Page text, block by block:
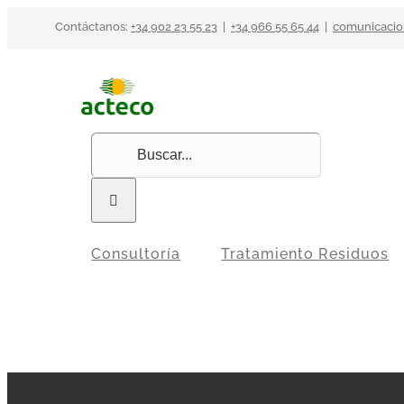
Contáctanos:+34 902 23 55 23 +34 966 55 65 44
Buscar:
Consultoría Tratamiento Residuos